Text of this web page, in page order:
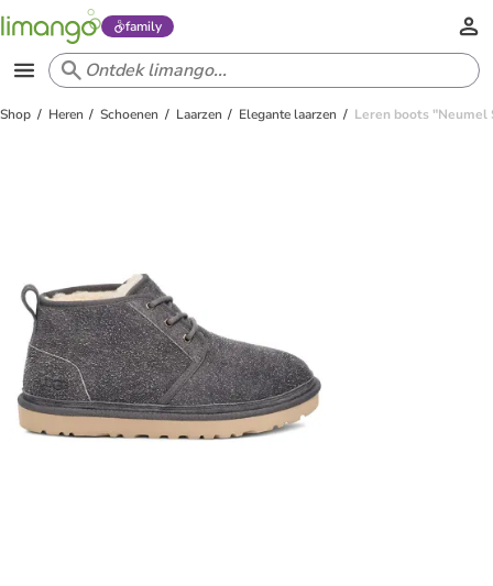
family
Shop Heren Schoenen Laarzen Elegante laarzen Leren boots "Neumel